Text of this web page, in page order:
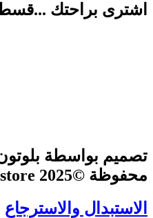
اشترى براحتك
تصميم بواسطة
محفوظة ©2025 classic perfume store
الاستبدال والاسترجاع